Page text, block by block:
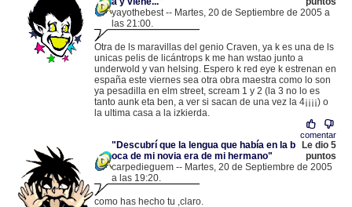
yayothebest -- Martes, 20 de Septiembre de 2005 a
las 21:00.
Otra de ls maravillas del genio Craven, ya k es una de ls
unicas pelis de licántrops k me han wstao junto a
underwold y van helsing. Espero k red eye k estrenan en
españa este viernes sea otra obra maestra como lo son
ya pesadilla en elm street, scream 1 y 2 (la 3 no lo es
tanto aunk eta ben, a ver si sacan de una vez la 4¡¡¡¡) o
la ultima casa a la izkierda.
comentar
"Descubrí que la lengua que había en la b
oca de mi novia era de mi hermano"
Le dio 5
puntos
carpedieguem -- Martes, 20 de Septiembre de 2005
a las 19:20.
como has hecho tu ,claro.